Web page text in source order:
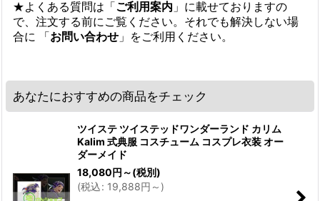
★よくある質問は「 ご利用案内 」に載せておりますの
で、注文する前にご覧ください。それでも解決しない場
合に 「 お問い合わせ 」をご利用ください。
あなたにおすすめの商品をチェック
ツイステ ツイステッドワンダーランド カリム
Kalim 式典服 コスチューム コスプレ衣装 オー
ダーメイド
18,080円 ～(税別)
(税込: 19,888円 ～ )